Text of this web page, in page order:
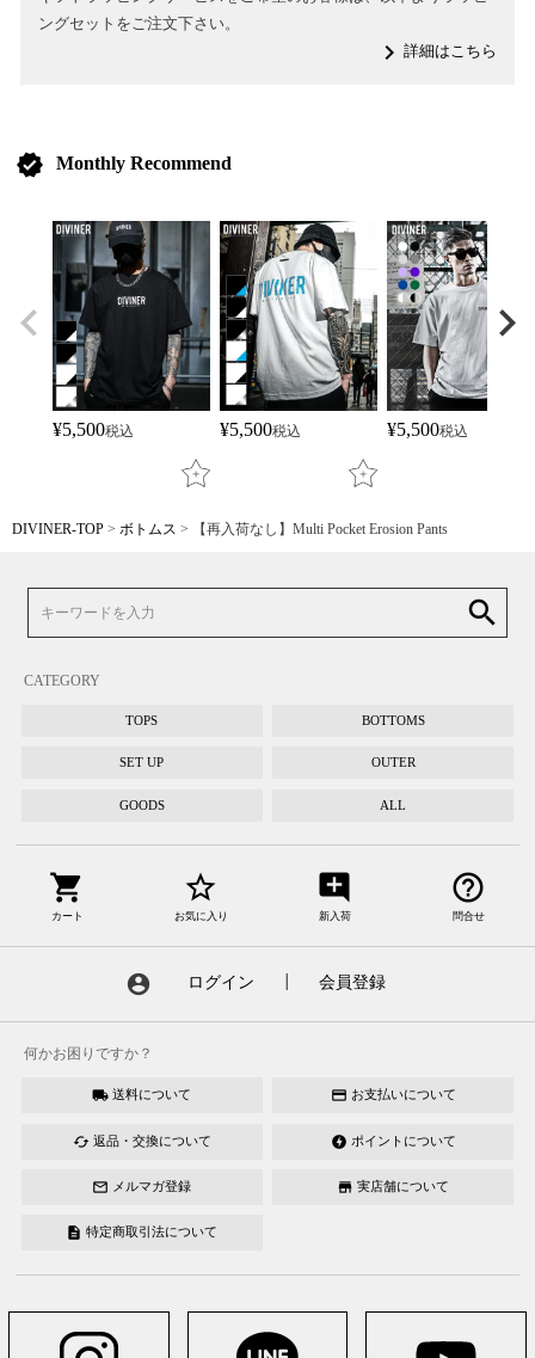
ングセットをご注文下さい。
navigate_next詳細はこちら
verified Monthly Recommend
¥5,500税込 ¥5,500税込 ¥5,500税込
DIVINER-TOP ボトムス 【再入荷なし】Multi Pocket Erosion Pants
search
CATEGORY
TOPS BOTTOMS
SET UP OUTER
GOODS ALL
shopping_cart
カート
star_border
お気に入り
add_comment
新入荷
help_outline
問合せ
account_circle ログイン 会員登録
何かお困りですか？
local_shipping 送料について credit_card お支払いについて
cached 返品・交換について offline_bolt ポイントについて
mail_outline メルマガ登録 store 実店舗について
description 特定商取引法について